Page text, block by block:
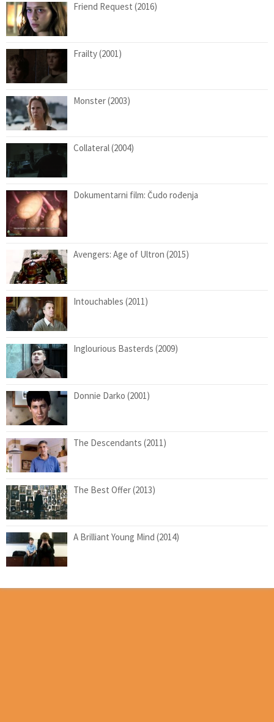
Friend Request (2016)
Frailty (2001)
Monster (2003)
Collateral (2004)
Dokumentarni film: Čudo rođenja
Avengers: Age of Ultron (2015)
Intouchables (2011)
Inglourious Basterds (2009)
Donnie Darko (2001)
The Descendants (2011)
The Best Offer (2013)
A Brilliant Young Mind (2014)